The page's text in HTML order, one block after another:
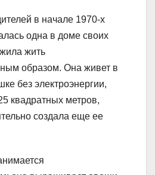
в начале 1970-х
одна в доме своих
жить
образом. Она живет в
без электроэнергии,
квадратных метров,
создала еще ее